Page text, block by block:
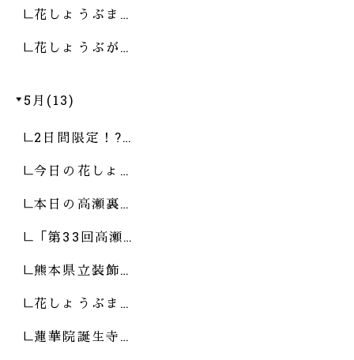
花しょうぶま…
花しょうぶが…
5月(13)
2日間限定！?…
今日の花しょ…
本日の高瀬裏…
「第33回高瀬…
熊本県立装飾…
花しょうぶま…
蓮華院誕生寺…